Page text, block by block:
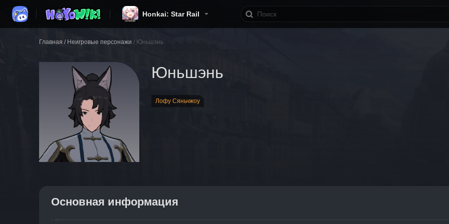
Honkai: Star Rail
Главная / Неигровые персонажи / Юньшэнь
Юньшэнь
Лофу Сяньчжоу
Основная информация